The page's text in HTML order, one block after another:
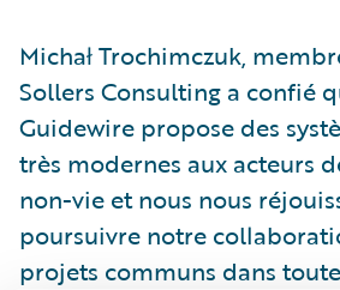
Michał Trochimczuk,
Sollers Consulting a confié
Guidewire propose des
très modernes aux acteurs
non-vie et nous nous
poursuivre notre
projets communs dans